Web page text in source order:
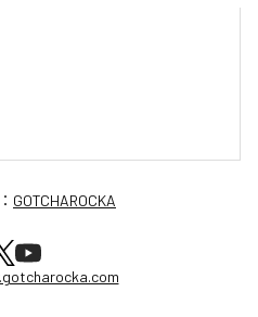
GOTCHAROCKA